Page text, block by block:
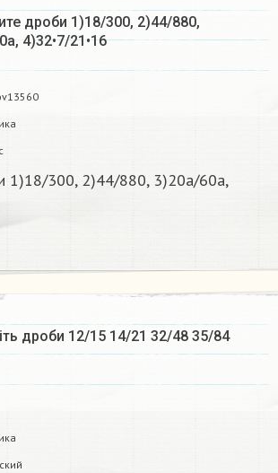
дроби 1)18/300, 2)44/880,
4)32•7/21•16
1)18/300, 2)44/880, 3)20а/60а,
дроби 12/15 14/21 32/48 35/84​